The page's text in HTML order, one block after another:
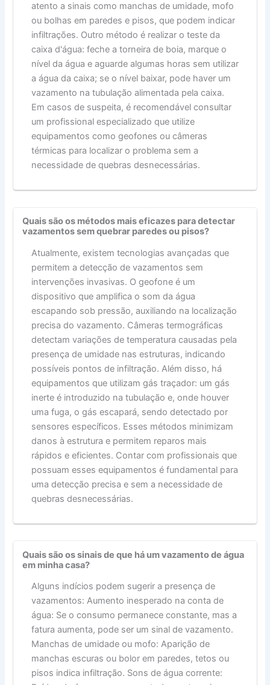
atento a sinais como manchas de umidade, mofo
ou bolhas em paredes e pisos, que podem indicar
infiltrações. Outro método é realizar o teste da
caixa d'água: feche a torneira de boia, marque o
nível da água e aguarde algumas horas sem utilizar
a água da caixa; se o nível baixar, pode haver um
vazamento na tubulação alimentada pela caixa.
Em casos de suspeita, é recomendável consultar
um profissional especializado que utilize
equipamentos como geofones ou câmeras
térmicas para localizar o problema sem a
necessidade de quebras desnecessárias.
Quais são os métodos mais eficazes para detectar
vazamentos sem quebrar paredes ou pisos?
Atualmente, existem tecnologias avançadas que
permitem a detecção de vazamentos sem
intervenções invasivas. O geofone é um
dispositivo que amplifica o som da água
escapando sob pressão, auxiliando na localização
precisa do vazamento. Câmeras termográficas
detectam variações de temperatura causadas pela
presença de umidade nas estruturas, indicando
possíveis pontos de infiltração. Além disso, há
equipamentos que utilizam gás traçador: um gás
inerte é introduzido na tubulação e, onde houver
uma fuga, o gás escapará, sendo detectado por
sensores específicos. Esses métodos minimizam
danos à estrutura e permitem reparos mais
rápidos e eficientes. Contar com profissionais que
possuam esses equipamentos é fundamental para
uma detecção precisa e sem a necessidade de
quebras desnecessárias.
Quais são os sinais de que há um vazamento de água
em minha casa?
Alguns indícios podem sugerir a presença de
vazamentos: Aumento inesperado na conta de
água: Se o consumo permanece constante, mas a
fatura aumenta, pode ser um sinal de vazamento.
Manchas de umidade ou mofo: Aparição de
manchas escuras ou bolor em paredes, tetos ou
pisos indica infiltração. Sons de água corrente: